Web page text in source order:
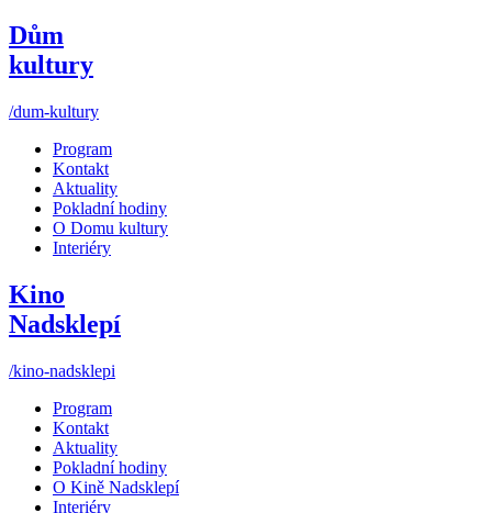
Dům
kultury
/dum-kultury
Program
Kontakt
Aktuality
Pokladní hodiny
O Domu kultury
Interiéry
Kino
Nadsklepí
/kino-nadsklepi
Program
Kontakt
Aktuality
Pokladní hodiny
O Kině Nadsklepí
Interiéry